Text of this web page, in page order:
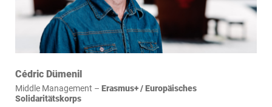
Cédric Dümenil
Middle Management – Erasmus+ / Europäisches
Solidaritätskorps